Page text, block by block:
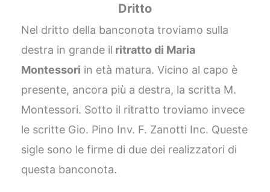
Dritto
Nel dritto della banconota troviamo sulla
destra in grande il ritratto di Maria
Montessori in età matura. Vicino al capo è
presente, ancora più a destra, la scritta M.
Montessori. Sotto il ritratto troviamo invece
le scritte Gio. Pino Inv. F. Zanotti Inc. Queste
sigle sono le firme di due dei realizzatori di
questa banconota.